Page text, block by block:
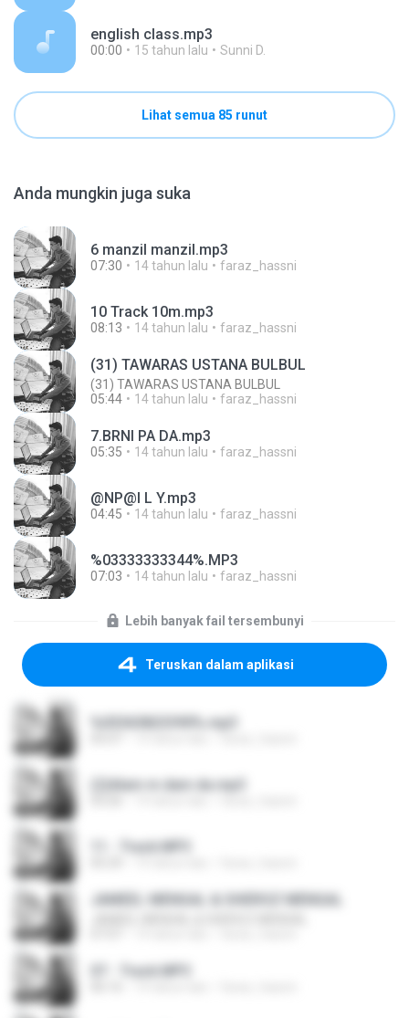
english class.mp3
00:00 15 tahun lalu Sunni D.
Lihat semua 85 runut
Anda mungkin juga suka
6 manzil manzil.mp3
07:30 14 tahun lalu faraz_hassni
10 Track 10m.mp3
08:13 14 tahun lalu faraz_hassni
(31) TAWARAS USTANA BULBUL
(31) TAWARAS USTANA BULBUL
05:44
14 tahun lalu faraz_hassni
7.BRNI PA DA.mp3
05:35 14 tahun lalu faraz_hassni
@NP@I L Y.mp3
04:45 14 tahun lalu faraz_hassni
%03333333344%.MP3
07:03 14 tahun lalu faraz_hassni
Lebih banyak fail tersembunyi
Teruskan dalam aplikasi
%03363823390%.mp3
(2)Alam m dam da.mp3
11 - Track.MP3
JAMEEL MENGAL & SHEROZ MENGAL
07 - Track.MP3